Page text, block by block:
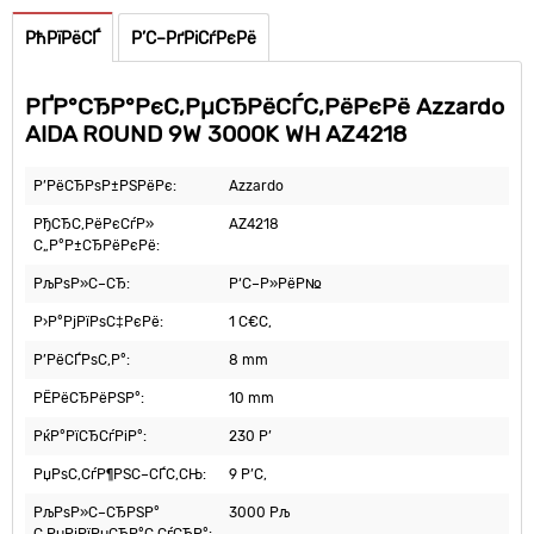
РћРїРёСЃ Р’С–РґРіСѓРєРё
РҐР°СЂР°РєС‚РµСЂРёСЃС‚РёРєРё Azzardo
AIDA ROUND 9W 3000K WH AZ4218
Р’РёСЂРѕР±РЅРёРє: Azzardo
РђСЂС‚РёРєСѓР»
С„Р°Р±СЂРёРєРё:
AZ4218
РљРѕР»С–СЂ: Р‘С–Р»РёР№
Р›Р°РјРїРѕС‡РєРё: 1 С€С‚
Р’РёСЃРѕС‚Р°: 8 mm
РЁРёСЂРёРЅР°: 10 mm
РќР°РїСЂСѓРіР°: 230 Р’
РџРѕС‚СѓР¶РЅС–СЃС‚СЊ: 9 Р’С‚
РљРѕР»С–СЂРЅР°
3000 Рљ